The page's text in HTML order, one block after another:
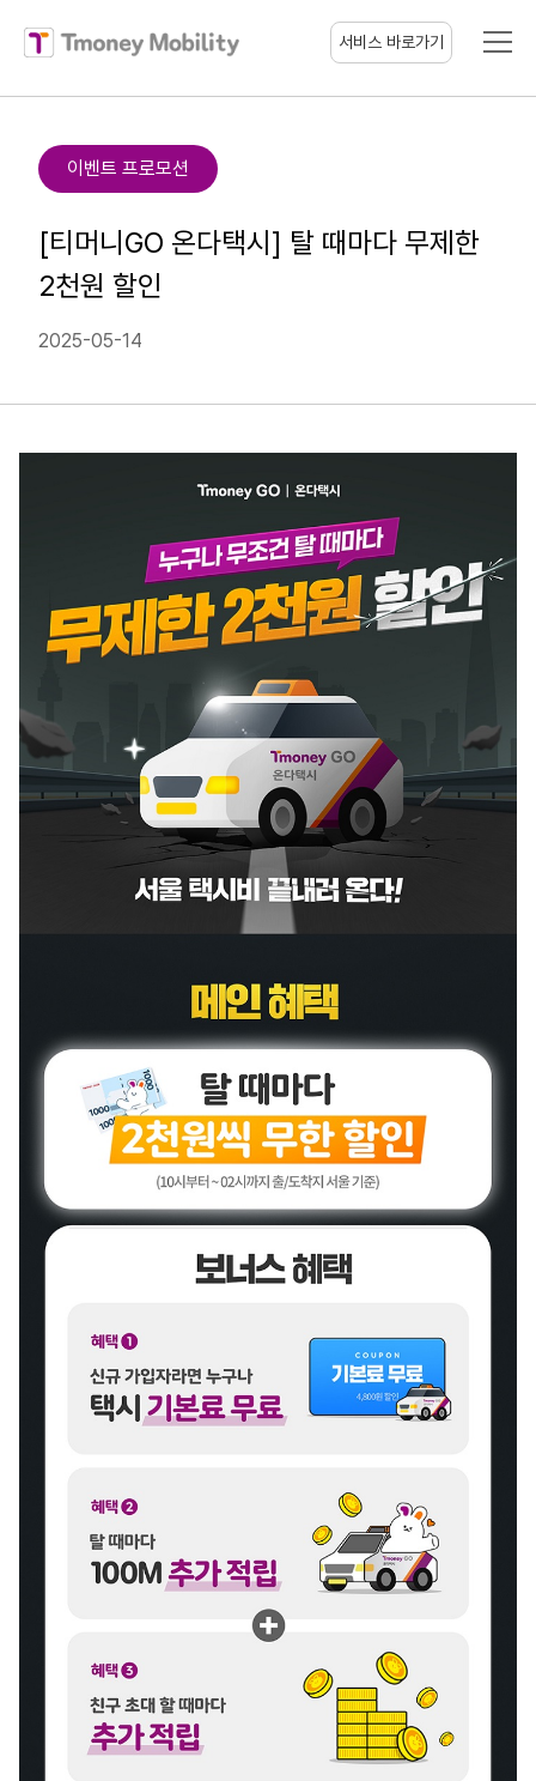
티머니모빌리티 서비스 바로가기
이벤트 프로모션
[티머니GO 온다택시] 탈 때마다 무제한
2천원 할인
2025-05-14
창
열림)